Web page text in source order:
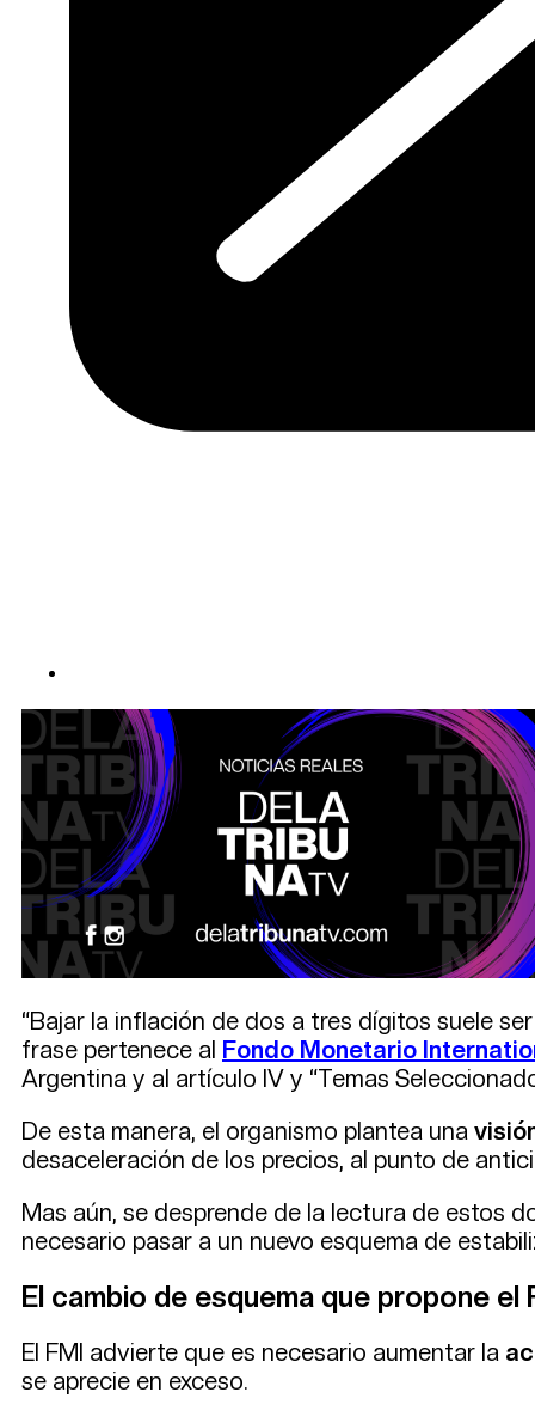
“Bajar la inflación de dos a tres dígitos suele
frase pertenece al Fondo Monetario
Argentina y al artículo IV y “Temas
De esta manera, el organismo plantea una
desaceleración de los precios, al punto de
Mas aún, se desprende de la lectura de estos
necesario pasar a un nuevo esquema de
El cambio de esquema que propone el
El FMI advierte que es necesario aumentar la
se aprecie en exceso.